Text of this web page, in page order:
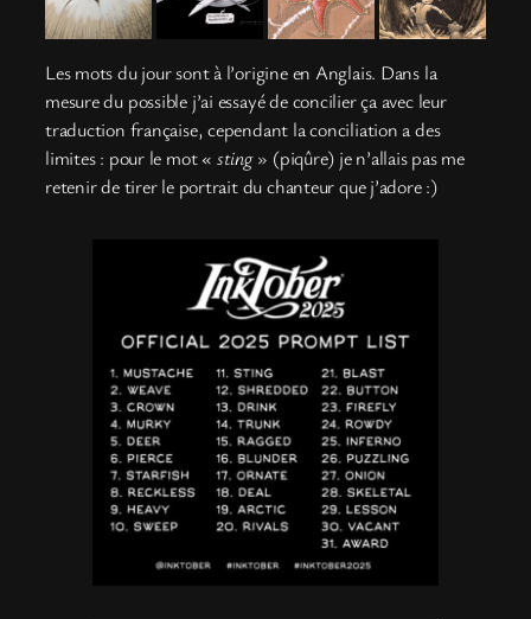
Les mots du jour sont à l’origine en Anglais. Dans la
mesure du possible j’ai essayé de concilier ça avec leur
traduction française, cependant la conciliation a des
limites : pour le mot « sting» (piqûre) je n’allais pas me
retenir de tirer le portrait du chanteur que j’adore :)